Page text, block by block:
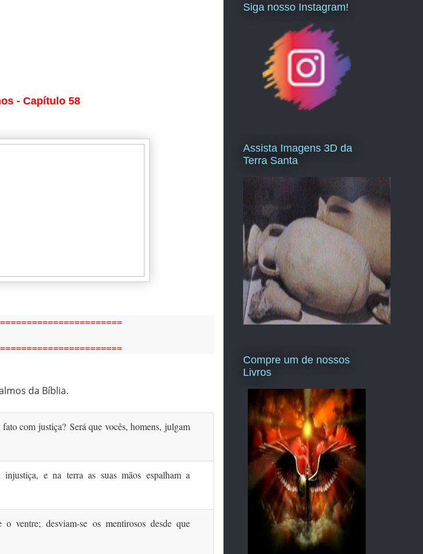
- Capítulo 58
da Bíblia.
com justiça? Será que vocês, homens, julgam
e na terra as suas mãos espalham a
o ventre;desviam-se os mentirosos desde que
Siga nosso Instagram!
Assista Imagens 3D da
Terra Santa
Compre um de nossos
Livros